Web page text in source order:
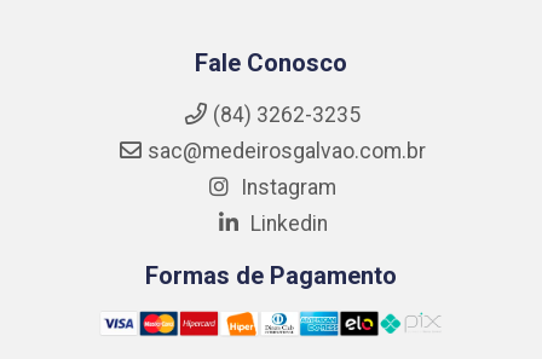
Fale Conosco
(84) 3262-3235
sac@medeirosgalvao.com.br
Instagram
Linkedin
Formas de Pagamento